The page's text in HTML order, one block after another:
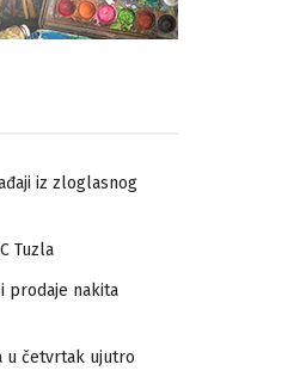
iz zloglasnog
Tuzla
prodaje nakita
u četvrtak ujutro